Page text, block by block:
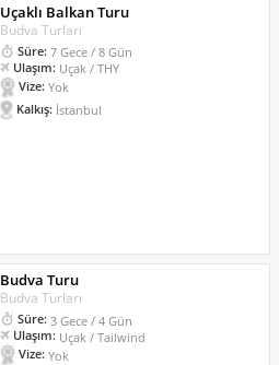
Uçaklı Balkan Turu
Budva Turları
Süre: 7 Gece / 8 Gün
Ulaşım: Uçak / THY
Vize: Yok
Kalkış: İstanbul
Budva Turu
Budva Turları
Süre: 3 Gece / 4 Gün
Ulaşım: Uçak / Tailwind
Vize: Yok